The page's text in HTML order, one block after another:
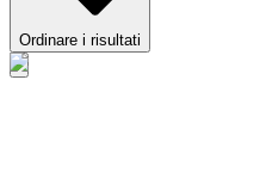
Ordinare i risultati